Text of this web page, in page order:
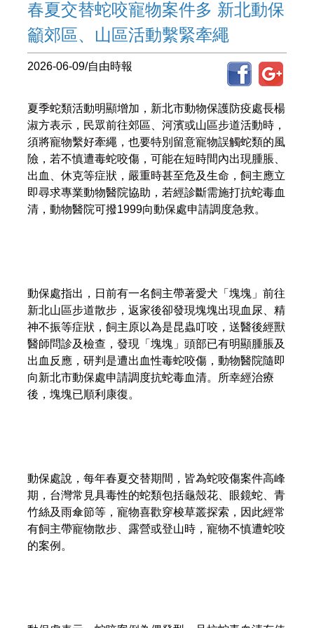
春夏交替蛇咬寵物案件多 新北動保
籲郊區、山區活動繫緊牽繩
2026-06-09/自由時報
夏季蛇類活動明顯增加，新北市動物保護防疫處長楊
淑方表示，民眾前往郊區、河濱或山區步道活動時，
須將寵物繫好牽繩，也要特別留意寵物誤觸蛇類的風
險，若不慎遭毒蛇咬傷，可能在短時間內出現腫脹、
出血、休克等症狀，嚴重時甚至危及生命，飼主應立
即尋求專業動物醫院協助，若經診斷需施打抗蛇毒血
清，動物醫院可撥1999向動保處申請調度急救。
動保處指出，日前有一名飼主帶著愛犬「塊塊」前往
新北山區步道散步，返家後卻發現塊塊出現血尿、精
神不振等症狀，飼主原以為是昆蟲叮咬，送醫後經獸
醫師問診及檢查，發現「塊塊」頭部已有明顯腫脹及
出血反應，研判是遭出血性毒蛇咬傷，動物醫院隨即
向新北市動保處申請調度抗蛇毒血清。所幸經治療
後，塊塊已順利康復。
動保處說，每年春夏交替期間，皆為蛇咬傷案件高峰
期，台灣常見具毒性的蛇類包括龜殼花、眼鏡蛇、青
竹絲及雨傘節等，寵物喜歡穿梭草叢探索，因此經常
有飼主帶寵物散步、露營或登山時，寵物不慎遭蛇咬
的案例。